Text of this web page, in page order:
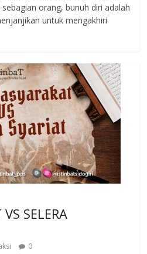
orang, bunuh diri adalah
untuk mengakhiri
SELERA
0